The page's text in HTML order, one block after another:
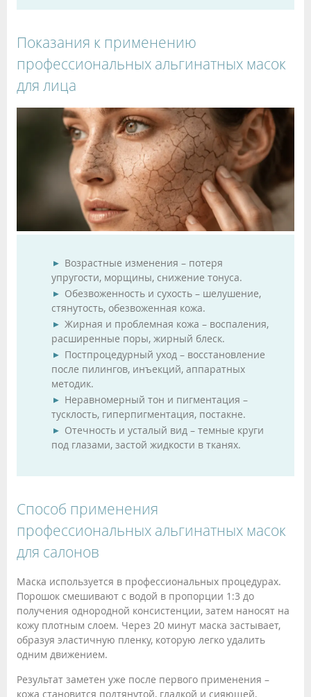
Показания к применению
профессиональных альгинатных масок
для лица
Возрастные изменения – потеря
упругости, морщины, снижение тонуса.
Обезвоженность и сухость – шелушение,
стянутость, обезвоженная кожа.
Жирная и проблемная кожа – воспаления,
расширенные поры, жирный блеск.
Постпроцедурный уход – восстановление
после пилингов, инъекций, аппаратных
методик.
Неравномерный тон и пигментация –
тусклость, гиперпигментация, постакне.
Отечность и усталый вид – темные круги
под глазами, застой жидкости в тканях.
Способ применения
профессиональных альгинатных масок
для салонов
Маска используется в профессиональных процедурах.
Порошок смешивают с водой в пропорции 1:3 до
получения однородной консистенции, затем наносят на
кожу плотным слоем. Через 20 минут маска застывает,
образуя эластичную пленку, которую легко удалить
одним движением.
Результат заметен уже после первого применения –
кожа становится подтянутой, гладкой и сияющей,